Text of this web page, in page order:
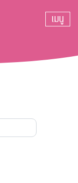
เมนู